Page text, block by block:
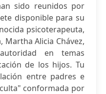
sido reunidos por
disponible para su
psicoterapeuta,
Alicia Chávez,
en temas
de los hijos. Tu
entre padres e
conformada por